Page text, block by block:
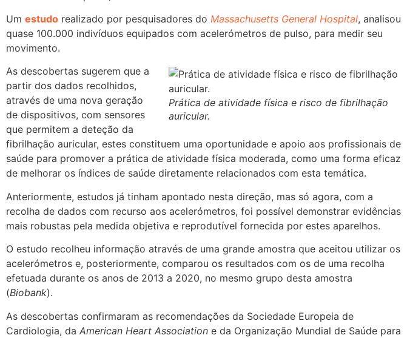
Um estudo realizado por pesquisadores do Massachusetts General Hospital, analisou
quase 100.000 indivíduos equipados com acelerómetros de pulso, para medir seu
movimento.
Prática de atividade física e risco de fibrilhação
auricular.
As descobertas sugerem que a
partir dos dados recolhidos,
através de uma nova geração
de dispositivos, com sensores
que permitem a deteção da
fibrilhação auricular, estes constituem uma oportunidade e apoio aos profissionais de
saúde para promover a prática de atividade física moderada, como uma forma eficaz
de melhorar os índices de saúde diretamente relacionados com esta temática.
Anteriormente, estudos já tinham apontado nesta direção, mas só agora, com a
recolha de dados com recurso aos acelerómetros, foi possível demonstrar evidências
mais robustas pela medida objetiva e reprodutível fornecida por estes aparelhos.
O estudo recolheu informação através de uma grande amostra que aceitou utilizar os
acelerómetros e, posteriormente, comparou os resultados com os de uma recolha
efetuada durante os anos de 2013 a 2020, no mesmo grupo desta amostra
(Biobank).
As descobertas confirmaram as recomendações da Sociedade Europeia de
Cardiologia, da American Heart Association e da Organização Mundial de Saúde para